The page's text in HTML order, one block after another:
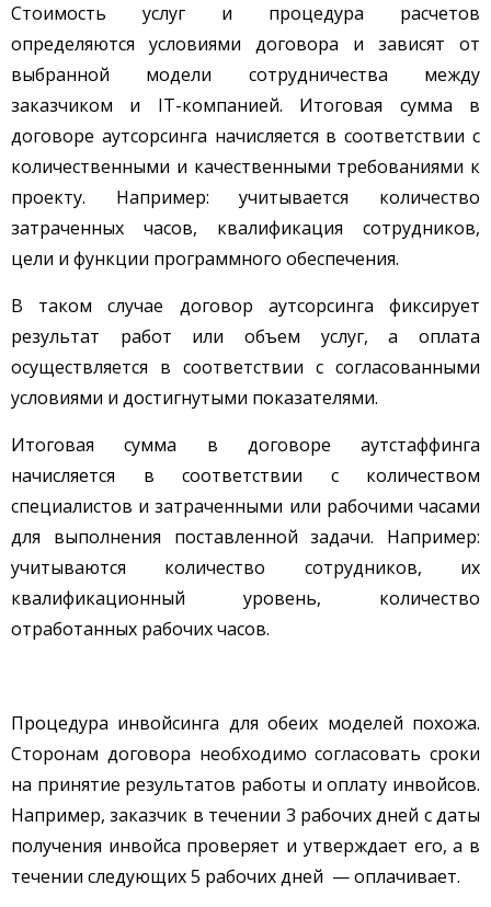
Стоимость услуг и процедура расчетов
определяются условиями договора и зависят от
выбранной модели сотрудничества между
заказчиком и IT-компанией. Итоговая сумма в
договоре аутсорсинга начисляется в соответствии с
количественными и качественными требованиями к
проекту. Например: учитывается количество
затраченных часов, квалификация сотрудников,
цели и функции программного обеспечения.
В таком случае договор аутсорсинга фиксирует
результат работ или объем услуг, а оплата
осуществляется в соответствии с согласованными
условиями и достигнутыми показателями.
Итоговая сумма в договоре аутстаффинга
начисляется в соответствии с количеством
специалистов и затраченными или рабочими часами
для выполнения поставленной задачи. Например:
учитываются количество сотрудников, их
квалификационный уровень, количество
отработанных рабочих часов.
Процедура инвойсинга для обеих моделей похожа.
Сторонам договора необходимо согласовать сроки
на принятие результатов работы и оплату инвойсов.
Например, заказчик в течении 3 рабочих дней с даты
получения инвойса проверяет и утверждает его, а в
течении следующих 5 рабочих дней — оплачивает.